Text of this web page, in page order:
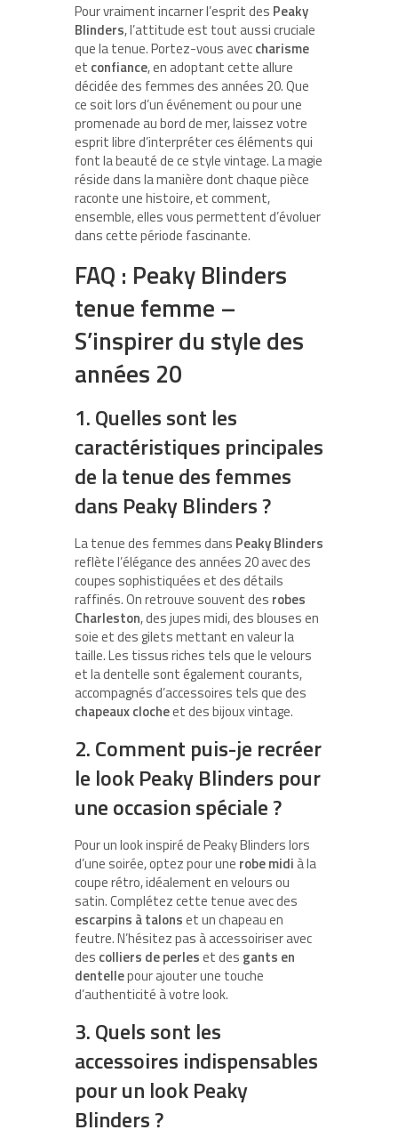
Pour vraiment incarner l’esprit des Peaky
Blinders, l’attitude est tout aussi cruciale
que la tenue. Portez-vous aveccharisme
et confiance, en adoptant cette allure
décidée des femmes des années 20. Que
ce soit lors d’un événement ou pour une
promenade au bord de mer, laissez votre
esprit libre d’interpréter ces éléments qui
font la beauté de ce style vintage. La magie
réside dans la manière dont chaque pièce
raconte une histoire, et comment,
ensemble, elles vous permettent d’évoluer
dans cette période fascinante.
FAQ : Peaky Blinders
tenue femme –
S’inspirer du style des
années 20
1. Quelles sont les
caractéristiques principales
de la tenue des femmes
dans Peaky Blinders ?
La tenue des femmes dans Peaky Blinders
reflète l’élégance des années 20 avec des
coupes sophistiquées et des détails
raffinés. On retrouve souvent des robes
Charleston, des jupes midi, des blouses en
soie et des gilets mettant en valeur la
taille. Les tissus riches tels que le velours
et la dentelle sont également courants,
accompagnés d’accessoires tels que des
chapeaux clocheet des bijoux vintage.
2. Comment puis-je recréer
le look Peaky Blinders pour
une occasion spéciale ?
Pour un look inspiré de Peaky Blinders lors
d’une soirée, optez pour une robe midi à la
coupe rétro, idéalement en velours ou
satin. Complétez cette tenue avec des
escarpins à talonset un chapeau en
feutre. N’hésitez pas à accessoiriser avec
des colliers de perleset des gants en
dentellepour ajouter une touche
d’authenticité à votre look.
3. Quels sont les
accessoires indispensables
pour un look Peaky
Blinders ?